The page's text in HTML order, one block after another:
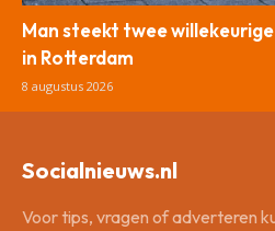
Man steekt twee
in Rotterdam
8 augustus 2026
Socialnieuws.nl
Voor tips, vragen of adverteren